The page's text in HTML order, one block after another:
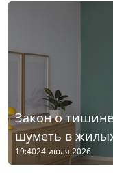
Закон о
шуметь в
19:4024 июля 2026